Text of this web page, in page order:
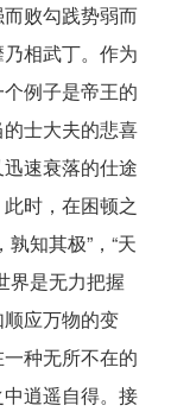
败勾践势弱而
相武丁。作为
例子是帝王的
士大夫的悲喜
速衰落的仕途
时，在困顿之
知其极”，“天
界是无力把握
应万物的变
种无所不在的
逍遥自得。接